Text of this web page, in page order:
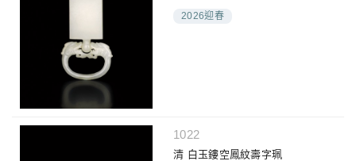
2026迎春
1022
清 白玉鏤空鳳紋壽字珮